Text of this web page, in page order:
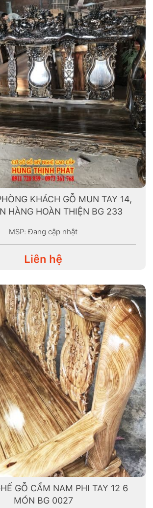
KHÁCH GỖ MUN TAY 14,
HÀNG HOÀN THIỆN BG 233
MSP: Đang cập nhật
Liên hệ
GỖ CẨM NAM PHI TAY 12 6
MÓN BG 0027